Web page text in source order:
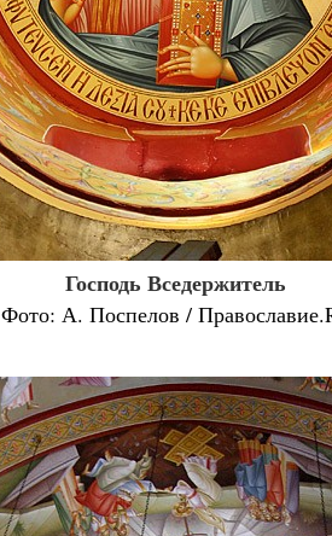
Господь Вседержитель
Фото: А. Поспелов /